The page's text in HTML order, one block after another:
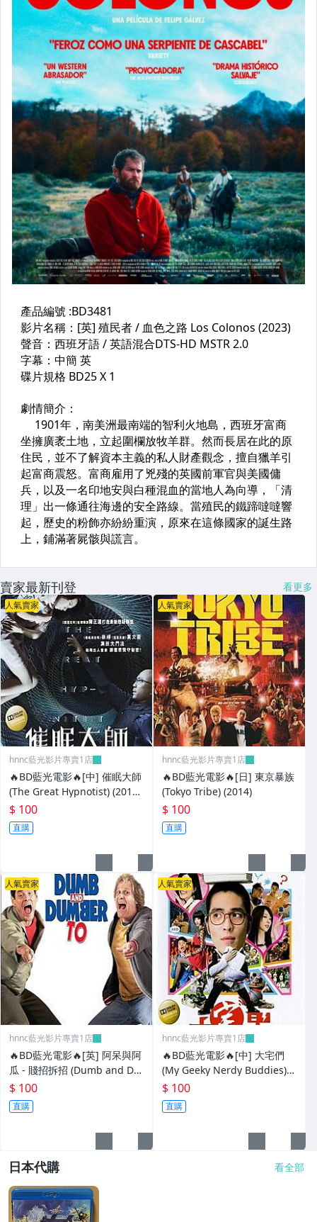
26年7月開始更新電影+影集
UHD 4K藍光電影
賣家最新刊登 看更多
人氣賣家
hnnc藍光影片專賣1店
🔥BD藍光電影🔥[中] 催眠大師
(The Great Hypnotist) (2014)
[台版]
$ 100
直購
人氣賣家
hnnc藍光影片專賣1店
🔥BD藍光電影🔥[日] 東京暴族
(Tokyo Tribe) (2014)
$ 100
直購
人氣賣家
hnnc藍光影片專賣1店
🔥BD藍光電影🔥[英] 阿呆與阿
瓜 - 賤招拆招 (Dumb and Du
mber To) (2014)[台版]
$ 100
直購
人氣賣家
hnnc藍光影片專賣1店
🔥BD藍光電影🔥[中] 大宅們
(My Geeky Nerdy Buddies)
(2014)[台版]
$ 100
直購
日本代購 看全部